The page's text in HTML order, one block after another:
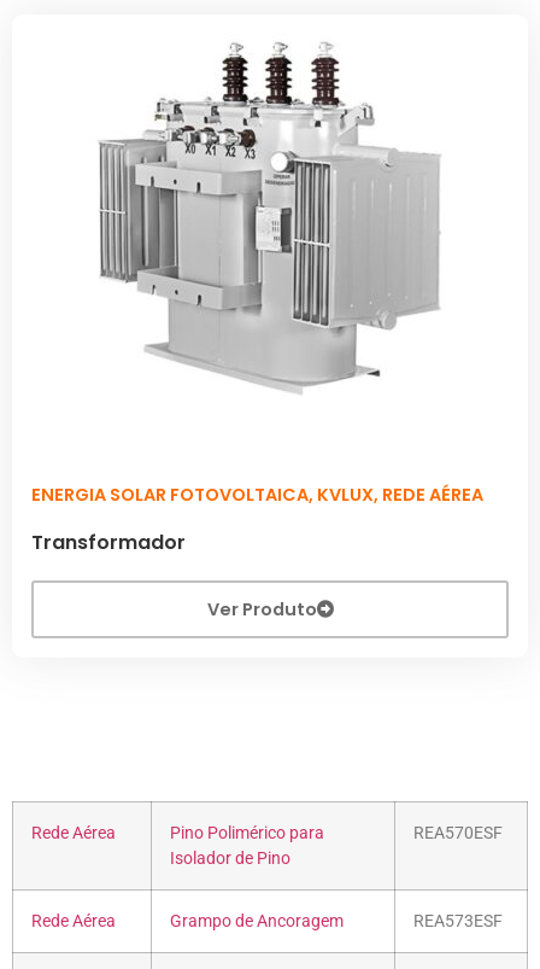
ENERGIA SOLAR FOTOVOLTAICA, KVLUX, REDE AÉREA
Transformador
Ver Produto
Rede Aérea
Pino Polimérico para
Isolador de Pino
REA570ESF
Rede Aérea Grampo de Ancoragem REA573ESF